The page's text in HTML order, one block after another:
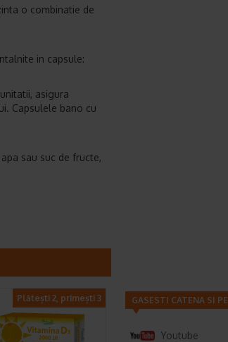
o combinatie de
in capsule:
asigura
Capsulele bano cu
sau suc de fructe,
Plătești 2, primești 3 GASESTI CATENA SI PE
Youtube